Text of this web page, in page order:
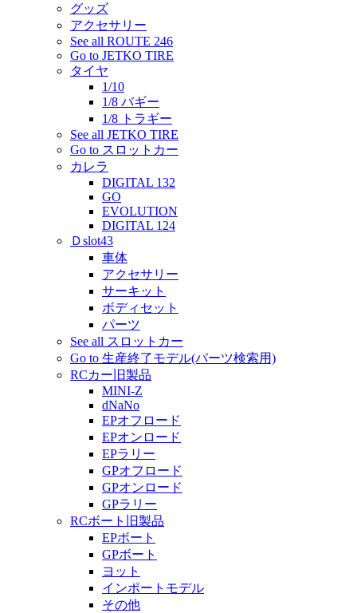
グッズ
アクセサリー
See all ROUTE 246
Go to JETKO TIRE
タイヤ
1/10
1/8 バギー
1/8 トラギー
See all JETKO TIRE
Go to スロットカー
カレラ
DIGITAL 132
GO
EVOLUTION
DIGITAL 124
Ｄslot43
車体
アクセサリー
サーキット
ボディセット
パーツ
See all スロットカー
Go to 生産終了モデル(パーツ検索用)
RCカー旧製品
MINI-Z
dNaNo
EPオフロード
EPオンロード
EPラリー
GPオフロード
GPオンロード
GPラリー
RCボート旧製品
EPボート
GPボート
ヨット
インポートモデル
その他